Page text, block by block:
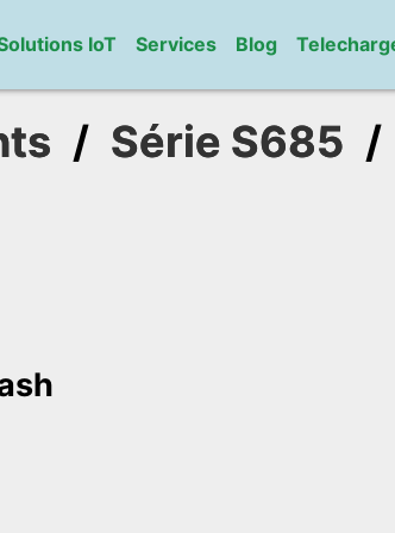
IoT Services Blog
/ Série S685 /